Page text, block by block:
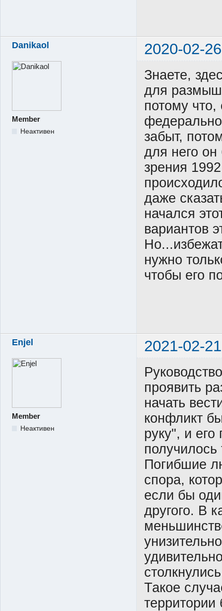
Danikaol 2020-02-
Member
Неактивен
Знаете,
для
потому
забыт,
для него он
зрения
даже
начался
вариантов
нужно
чтобы его
Enjel 2021-02-
Member
Неактивен
проявить
начать
конфликт
руку", и
получилось
Погибшие
спора,
если бы
другого. В
Такое